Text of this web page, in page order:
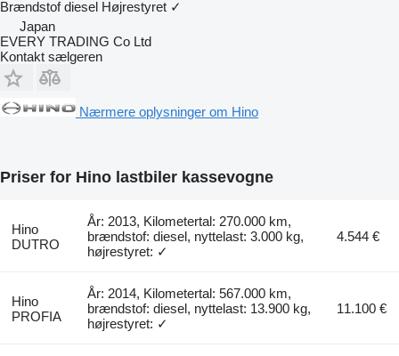
Brændstof diesel Højrestyret ✓
Japan
EVERY TRADING Co Ltd
Kontakt sælgeren
Nærmere oplysninger om Hino
Priser for Hino lastbiler kassevogne
Hino
DUTRO
År: 2013, Kilometertal: 270.000 km,
brændstof: diesel, nyttelast: 3.000 kg,
højrestyret: ✓
4.544 €
Hino
PROFIA
År: 2014, Kilometertal: 567.000 km,
brændstof: diesel, nyttelast: 13.900 kg,
højrestyret: ✓
11.100 €